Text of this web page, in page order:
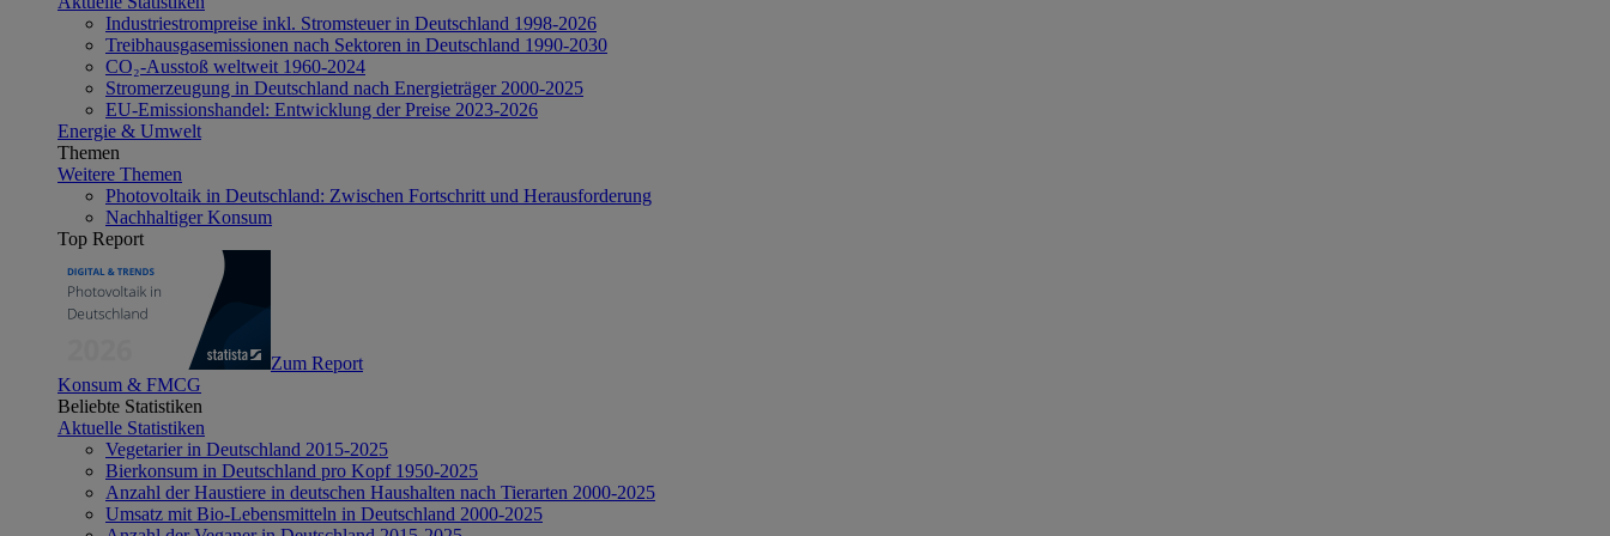
Industriestrompreise inkl. Stromsteuer in Deutschland 1998-2026
Treibhausgasemissionen nach Sektoren in Deutschland 1990-2030
CO₂-Ausstoß weltweit 1960-2024
Stromerzeugung in Deutschland nach Energieträger 2000-2025
EU-Emissionshandel: Entwicklung der Preise 2023-2026
Energie & Umwelt
Themen
Weitere Themen
Photovoltaik in Deutschland: Zwischen Fortschritt und Herausforderung
Nachhaltiger Konsum
Top Report
Zum Report
Konsum & FMCG
Beliebte Statistiken
Aktuelle Statistiken
Vegetarier in Deutschland 2015-2025
Bierkonsum in Deutschland pro Kopf 1950-2025
Anzahl der Haustiere in deutschen Haushalten nach Tierarten 2000-2025
Umsatz mit Bio-Lebensmitteln in Deutschland 2000-2025